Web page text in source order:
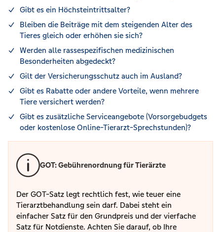
Gibt es ein Höchsteintrittsalter?
Bleiben die Beiträge mit dem steigenden Alter des
Tieres gleich oder erhöhen sie sich?
Werden alle rassespezifischen medizinischen
Besonderheiten abgedeckt?
Gilt der Versicherungsschutz auch im Ausland?
Gibt es Rabatte oder andere Vorteile, wenn mehrere
Tiere versichert werden?
Gibt es zusätzliche Serviceangebote (Vorsorgebudgets
oder kostenlose Online-Tierarzt-Sprechstunden)?
GOT: Gebührenordnung für Tierärzte
Der GOT-Satz legt rechtlich fest, wie teuer eine
Tierarztbehandlung sein darf. Dabei steht ein
einfacher Satz für den Grundpreis und der vierfache
Satz für Notdienste. Achten Sie darauf, ob Ihre